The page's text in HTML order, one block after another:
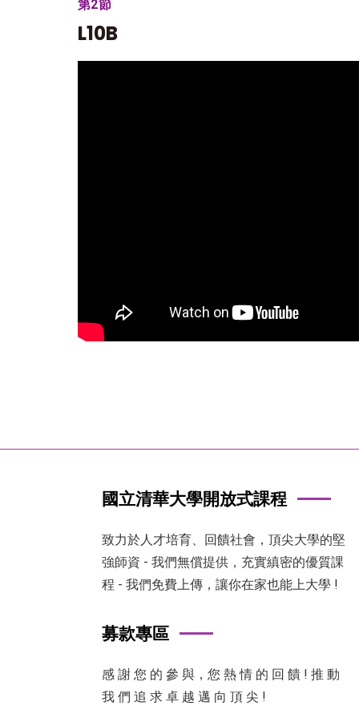
第2節
L10B
國立清華大學開放式課程
致力於人才培育、回饋社會，頂尖大學的堅
強師資 - 我們無償提供，充實縝密的優質課
程 - 我們免費上傳，讓你在家也能上大學 !
募款專區
感 謝 您 的 參 與，您 熱 情 的 回 饋 ! 推 動
我 們 追 求 卓 越 邁 向 頂 尖 !